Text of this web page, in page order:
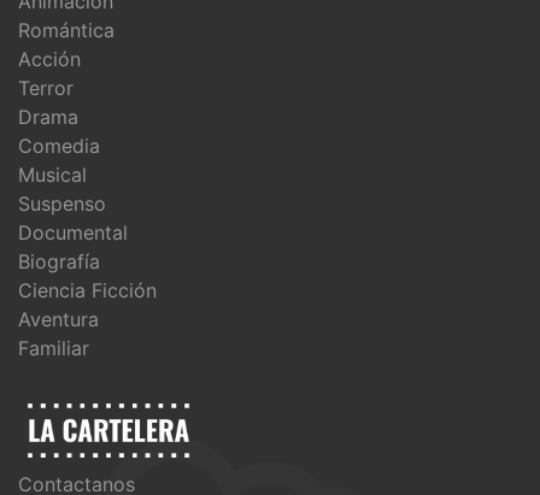
Romántica
Acción
Terror
Drama
Comedia
Musical
Suspenso
Documental
Biografía
Ciencia Ficción
Aventura
Familiar
Contactanos